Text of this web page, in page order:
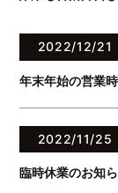
2022/12/21
年末年始の営業
2022/11/25
臨時休業のお知